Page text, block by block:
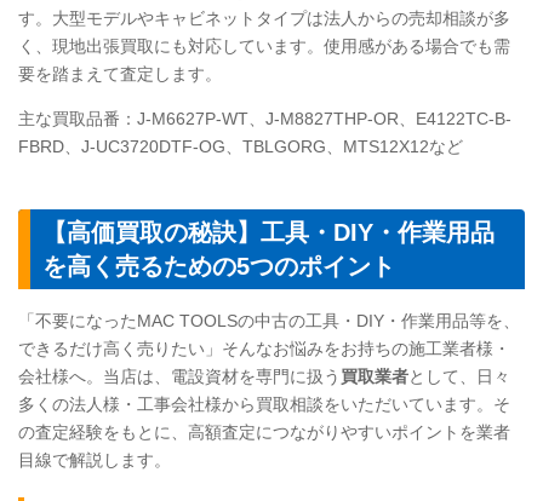
す。大型モデルやキャビネットタイプは法人からの売却相談が多
く、現地出張買取にも対応しています。使用感がある場合でも需
要を踏まえて査定します。
主な買取品番：J-M6627P-WT、J-M8827THP-OR、E4122TC-B-
FBRD、J-UC3720DTF-OG、TBLGORG、MTS12X12など
【高価買取の秘訣】工具・DIY・作業用品
を高く売るための5つのポイント
「不要になったMAC TOOLSの中古の工具・DIY・作業用品等を、
できるだけ高く売りたい」そんなお悩みをお持ちの施工業者様・
会社様へ。当店は、電設資材を専門に扱う 買取業者として、日々
多くの法人様・工事会社様から買取相談をいただいています。そ
の査定経験をもとに、高額査定につながりやすいポイントを業者
目線で解説します。